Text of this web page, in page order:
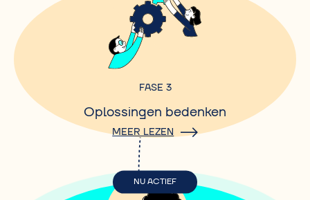
FASE 3
Oplossingen bedenken
MEER LEZEN
NU ACTIEF